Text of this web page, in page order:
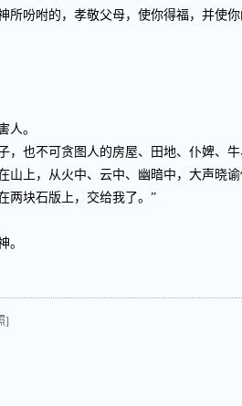
所吩咐的，孝敬父母，使你得福，并使
人。
，也不可贪图人的房屋、田地、仆婢、
山上，从火中、云中、幽暗中，大声晓
两块石版上，交给我了。”
。
]